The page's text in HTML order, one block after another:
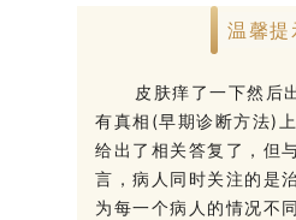
温馨提
皮肤痒了一下然后出
有真相(早期诊断方法)
给出了相关答复了，但
言，病人同时关注的是
为每一个病人的情况不